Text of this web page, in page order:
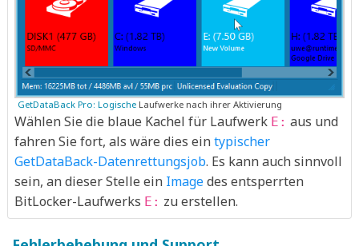
GetDataBack Pro: Logische Laufwerke nach ihrer Aktivierung
Wählen Sie die blaue Kachel für Laufwerk E: aus und
fahren Sie fort, als wäre dies eintypischer
GetDataBack-Datenrettungsjob. Es kann auch sinnvoll
sein, an dieser Stelle ein Imagedes entsperrten
BitLocker-Laufwerks E: zu erstellen.